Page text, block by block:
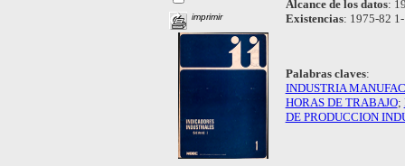
imprimir
Alcance de los datos:
Existencias: 1975-82
Palabras claves:
INDUSTRIA
HORAS DE TRABAJO;
DE PRODUCCION